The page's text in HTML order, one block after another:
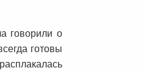
говорили о
готовы